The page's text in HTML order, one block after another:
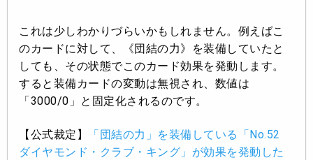
これは少しわかりづらいかもしれません。例えばこ
のカードに対して、《団結の力》を装備していたと
しても、その状態でこのカード効果を発動します。
すると装備カードの変動は無視され、数値は
「3000/0」と固定化されるのです。
【公式裁定】
「団結の力」を装備している「No.52
ダイヤモンド・クラブ・キング」が効果を発動した